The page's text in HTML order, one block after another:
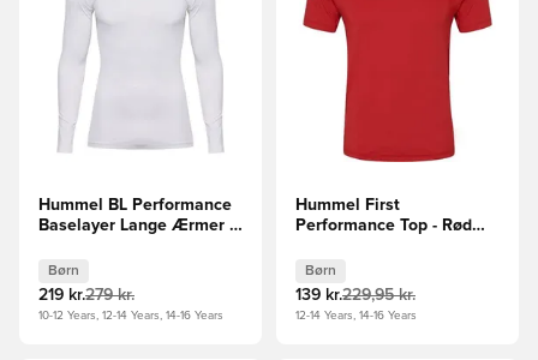
Hummel BL Performance
Baselayer Lange Ærmer -
Børn
219 kr.279 kr.
10-12 Years, 12-14 Years, 14-16 Years
Hummel First
Performance Top - Rød
Børn
139 kr.229,95 kr.
12-14 Years, 14-16 Years